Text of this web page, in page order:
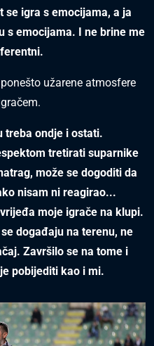
se igra s emocijama, a ja
s emocijama. I ne brine me
užarene atmosfere
treba ondje i ostati.
tretirati suparnike
može se dogoditi da
nisam ni reagirao...
moje igrače na klupi.
događaju na terenu, ne
Završilo se na tome i
pobijediti kao i mi.